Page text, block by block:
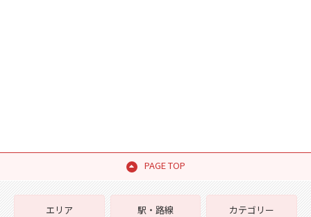
PAGE TOP
エリア
駅・路線
カテゴリー